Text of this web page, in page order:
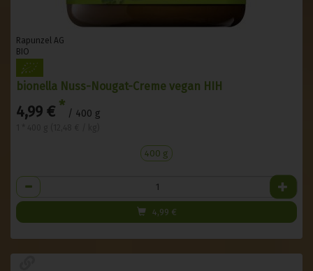
Rapunzel AG
BIO
bionella Nuss-Nougat-Creme vegan HIH
4,99 € * / 400 g
400 g
Anzahl
4,99 €